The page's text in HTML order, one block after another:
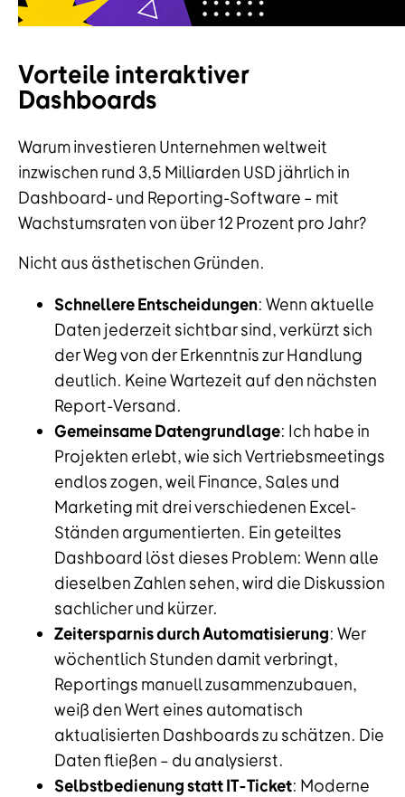
Vorteile interaktiver
Dashboards
Warum investieren Unternehmen weltweit
inzwischen rund 3,5 Milliarden USD jährlich in
Dashboard- und Reporting-Software – mit
Wachstumsraten von über 12 Prozent pro Jahr?
Nicht aus ästhetischen Gründen.
Schnellere Entscheidungen: Wenn aktuelle
Daten jederzeit sichtbar sind, verkürzt sich
der Weg von der Erkenntnis zur Handlung
deutlich. Keine Wartezeit auf den nächsten
Report-Versand.
Gemeinsame Datengrundlage: Ich habe in
Projekten erlebt, wie sich Vertriebsmeetings
endlos zogen, weil Finance, Sales und
Marketing mit drei verschiedenen Excel-
Ständen argumentierten. Ein geteiltes
Dashboard löst dieses Problem: Wenn alle
dieselben Zahlen sehen, wird die Diskussion
sachlicher und kürzer.
Zeitersparnis durch Automatisierung: Wer
wöchentlich Stunden damit verbringt,
Reportings manuell zusammenzubauen,
weiß den Wert eines automatisch
aktualisierten Dashboards zu schätzen. Die
Daten fließen – du analysierst.
Selbstbedienung statt IT-Ticket: Moderne